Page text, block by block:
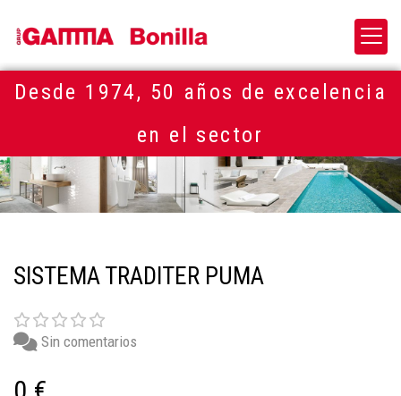
Desde 1974, 50 años de excelencia
en el sector
SISTEMA TRADITER PUMA
Sin comentarios